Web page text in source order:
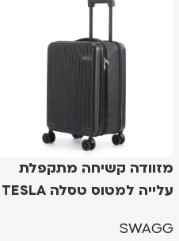
מזוודה קשיחה מתקפלת
עלייה למטוס טסלה TESLA
SWAGG